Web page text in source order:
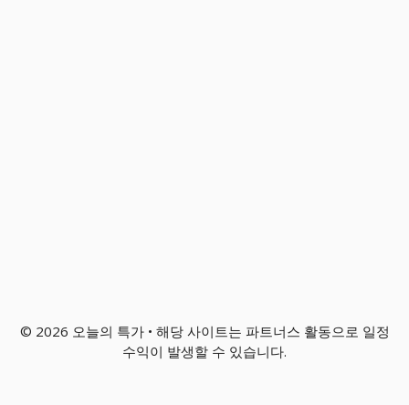
© 2026 오늘의 특가 • 해당 사이트는 파트너스 활동으로 일정
수익이 발생할 수 있습니다.